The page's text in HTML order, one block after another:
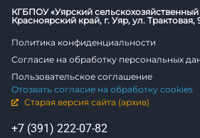
КГБПОУ «Уярский сельскохозяйственный
Красноярский край, г. Уяр, ул. Трактовая,
Политика конфиденциальности
Согласие на обработку персональных
Пользовательское соглашение
Отозвать согласие на обработку cookies
Старая версия сайта (архив)
+7 (391) 222-07-82